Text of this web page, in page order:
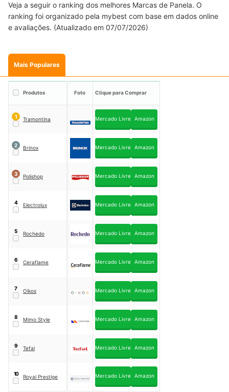
Veja a seguir o ranking dos melhores Marcas de Panela. O
ranking foi organizado pela mybest com base em dados online
e avaliações. (Atualizado em 07/07/2026)
Mais Populares
Produtos Foto Clique para Comprar
1 Tramontina Mercado Livre Amazon
2 Brinox Mercado Livre Amazon
3 Polishop Mercado Livre Amazon
4 Electrolux Mercado Livre Amazon
5 Rochedo Mercado Livre Amazon
6 Ceraflame Mercado Livre Amazon
7 Oikos Mercado Livre Amazon
8 Mimo Style Mercado Livre Amazon
9 Tefal Mercado Livre Amazon
10
Royal Prestige Mercado Livre Amazon